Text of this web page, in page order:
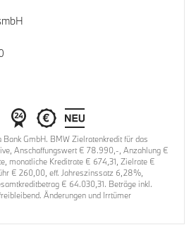
GmbH. BMW Zielratenkredit für das
Anschaffungswert € 78.990,-, Anzahlung €
monatliche Kreditrate € 674,31, Zielrate €
€ 260,00, eff. Jahreszinssatz 6,28%,
€ 64.030,31. Beträge inkl.
Änderungen und Irrtümer